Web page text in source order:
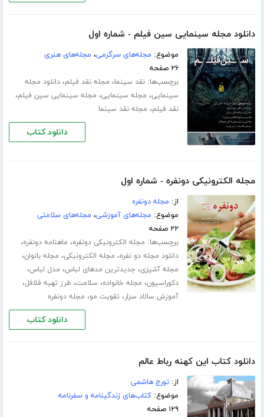
دانلود مجله سینمایی سین فیلم - شماره اول
موضوع: مجله‌های سرگرمی، مجله‌های هنری
۲۶ صفحه
برچسب‌ها:نقد سینما، مجله نقد فیلم،دانلود مجله
سینمایی، مجله سینمایی، مجله سینمایی سین فیلم،
نقد فیلم، مجله نقد سینما
دانلود کتاب
مجله الکترونیکی دونفره - شماره اول
از: مجله دونفره
موضوع: مجله‌های آموزشی، مجله‌های سلامتی
۲۲ صفحه
برچسب‌ها: مجله الکترونیکی دونفره، ماهنامه دونفره،
دانلود مجله دو نفره، مجله الکترونیکی، مجله بانوان،
مجله آشپزی، جدیدترین مدهای لباس، مدل لباس،
دکوراسیون، مجله خانواده، سلامت، طرز تهیه فلافل،
آموزش سالاد سزار، تقویت مو، مجله دونفره
دانلود کتاب
دانلود کتاب این کهنه رباط عالم
از:تورج هاشمی
موضوع:کتاب‌های زندگینامه و سفرنامه
۱۲۹ صفحه